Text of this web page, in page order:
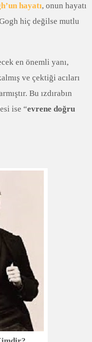
hayatı, onun hayatı
hiç değilse mutlu
en önemli yanı,
ve çektiği acıları
Bu ızdırabın
ise “evrene doğru